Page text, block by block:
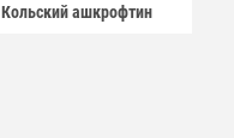
Кольский ашкрофтин